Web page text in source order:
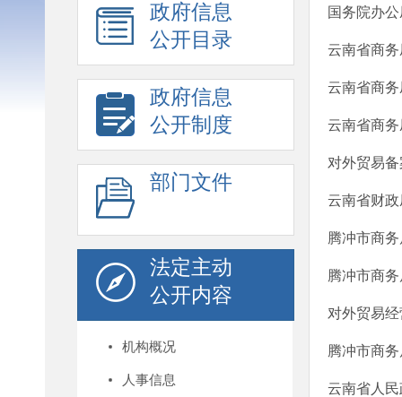
政府信息
公开目录
政府信息
公开制度
部门文件
法定主动
公开内容
机构概况
人事信息
国务院办
云南省商
云南省商
云南省商
对外贸易
云南省财
腾冲市商
腾冲市商务
对外贸易
腾冲市商
云南省人